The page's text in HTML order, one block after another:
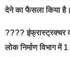
देने का फैसला किया है।
???? इंफ्रास्ट्रक्चर
लोक निर्माण विभाग